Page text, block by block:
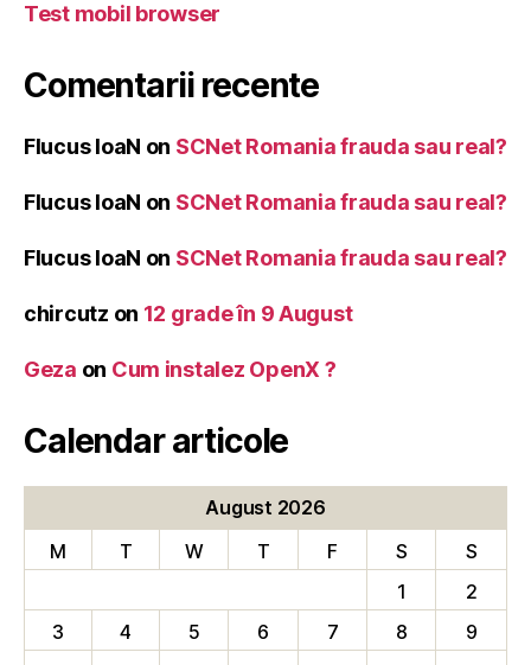
Test mobil browser
Comentarii recente
Flucus IoaN on SCNet Romania frauda sau real?
Flucus IoaN on SCNet Romania frauda sau real?
Flucus IoaN on SCNet Romania frauda sau real?
chircutz on 12 grade în 9 August
Geza on Cum instalez OpenX ?
Calendar articole
August 2026
M
T W T F S
S
1
2
3
4 5 6 7 8
9